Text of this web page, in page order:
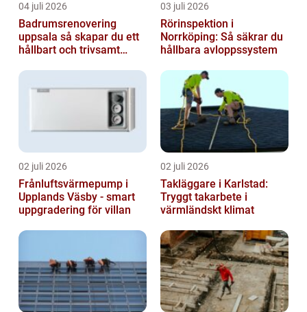
04 juli 2026
Badrumsrenovering
uppsala så skapar du ett
hållbart och trivsamt
03 juli 2026
Rörinspektion i
Norrköping: Så säkrar du
hållbara avloppssystem
02 juli 2026
Frånluftsvärmepump i
Upplands Väsby - smart
uppgradering för villan
02 juli 2026
Takläggare i Karlstad:
Tryggt takarbete i
värmländskt klimat